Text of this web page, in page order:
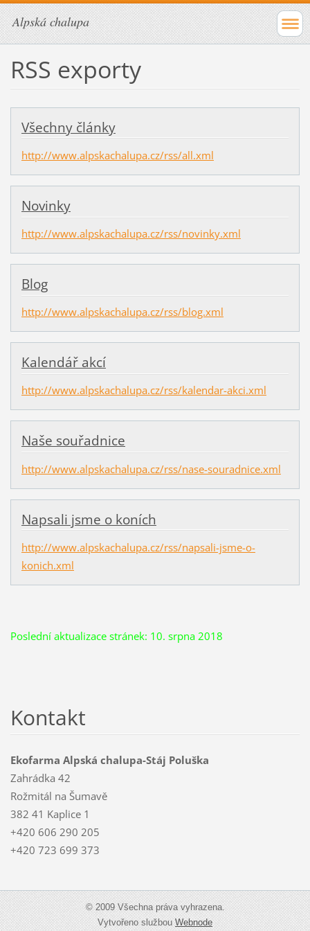
Alpská chalupa
RSS exporty
Všechny články
http://www.alpskachalupa.cz/rss/all.xml
Novinky
http://www.alpskachalupa.cz/rss/novinky.xml
Blog
http://www.alpskachalupa.cz/rss/blog.xml
Kalendář akcí
http://www.alpskachalupa.cz/rss/kalendar-akci.xml
Naše souřadnice
http://www.alpskachalupa.cz/rss/nase-souradnice.xml
Napsali jsme o koních
http://www.alpskachalupa.cz/rss/napsali-jsme-o-
konich.xml
Poslední aktualizace stránek: 10. srpna 2018
Kontakt
Ekofarma Alpská chalupa-Stáj Poluška
Zahrádka 42
Rožmitál na Šumavě
382 41 Kaplice 1
+420 606 290 205
+420 723 699 373
© 2009 Všechna práva vyhrazena.
Vytvořeno službouWebnode